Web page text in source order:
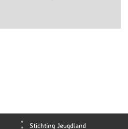
Stichting Jeugdland